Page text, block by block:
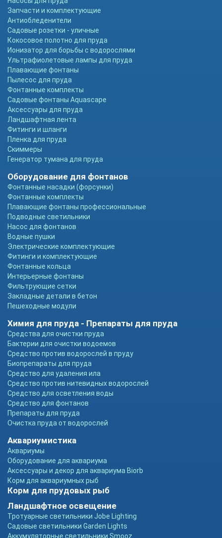
Запчасти и комплектующие
Антиобледенители
Садовые розетки - уличные
Кокосовое полотно для пруда
Ионизатор для борьбы с водорослями
Ультрафиолетовые лампы для пруда
Плавающие фонтаны
Пылесос для пруда
Фонтанные комплекты
Садовые фонтаны Aquascape
Аксессуары для пруда
Ландшафтная лента
Фитинги и шланги
Пленка для пруда
Скиммеры
Генератор тумана для пруда
Оборудование для фонтанов
Фонтанные насадки (форсунки)
Фонтанные комплекты
Плавающие фонтаны профессиональные
Подводные светильники
Насос для фонтанов
Водные пушки
Электрические комплектующие
Фитинги и комплектующие
Фонтанные кольца
Интерьерные фонтаны
Фильтрующие сетки
Закладные детали в бетон
Пешеходные модули
Химия для пруда - Препараты для пруда
Средства для очистки пруда
Бактерии для очистки водоемов
Средство против водорослей в пруду
Биопрепараты для пруда
Средство для удаления ила
Средство против нитевидных водорослей
Средство для осветления воды
Средство для фонтанов
Препараты для пруда
Очистка пруда от водорослей
Аквариумистика
Аквариумы
Оборудование для аквариума
Аксессуары и декор для аквариума Biorb
Корм для аквариумных рыб
Корм для прудовых рыб
Ландшафтное освещение
Тротуарные светильники Jobe Lighting
Садовые светильники Garden Lights
Аккумуляторные светильники Smooz